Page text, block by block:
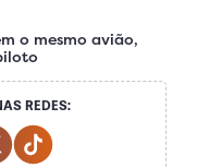
o mesmo avião,
REDES:
Media
Social Media
Social Media
Twitter Social Media
Tiktok Social